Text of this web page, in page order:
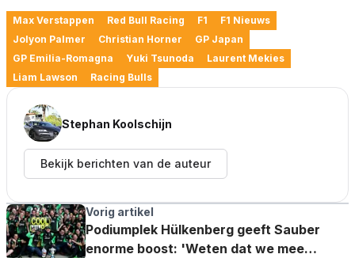
Max Verstappen Red Bull Racing F1
F1 Nieuws
Jolyon Palmer
Christian Horner
GP Japan
GP Emilia-Romagna
Yuki Tsunoda
Laurent Mekies
Liam Lawson
Racing Bulls
Stephan Koolschijn
Bekijk berichten van de auteur
Vorig artikel
Podiumplek Hülkenberg geeft Sauber
enorme boost: 'Weten dat we mee